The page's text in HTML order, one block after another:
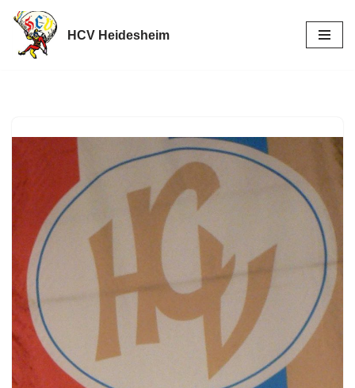
Zum
Inhalt
HCV Heidesheim